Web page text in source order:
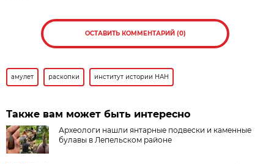
ОСТАВИТЬ КОММЕНТАРИЙ (0)
амулет раскопки институт истории НАН
Также вам может быть интересно
Археологи нашли янтарные подвески и каменные
булавы в Лепельском районе